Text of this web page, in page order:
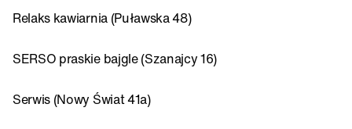
Relaks kawiarnia (Puławska 48)
SERSO praskie bajgle (Szanajcy 16)
Serwis (Nowy Świat 41a)